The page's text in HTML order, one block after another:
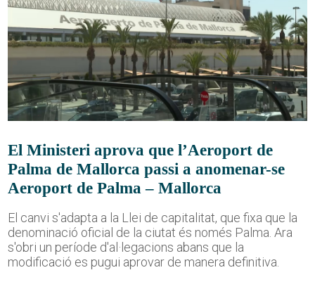
El Ministeri aprova que l’Aeroport de
Palma de Mallorca passi a anomenar-se
Aeroport de Palma – Mallorca
El canvi s'adapta a la Llei de capitalitat, que fixa que la
denominació oficial de la ciutat és només Palma. Ara
s'obri un període d'al·legacions abans que la
modificació es pugui aprovar de manera definitiva.